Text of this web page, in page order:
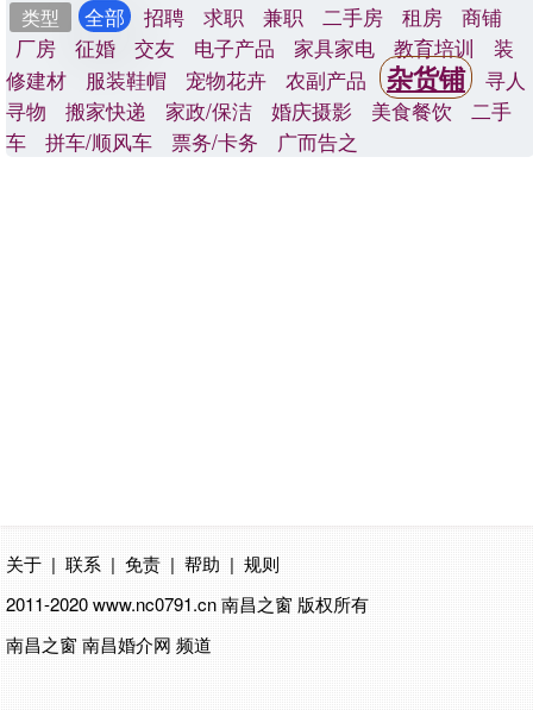
类型 全部 招聘 求职 兼职 二手房 租房
商铺
厂房
征婚 交友 电子产品 家具家电 教育培训
装
修建材
服装鞋帽 宠物花卉 农副产品 杂货铺
寻人
寻物
搬家快递 家政/保洁 婚庆摄影 美食餐饮
二手
车
拼车/顺风车 票务/卡务 广而告之
关于 | 联系 | 免责 | 帮助 | 规则
2011-2020 www.nc0791.cn南昌之窗 版权所有
南昌之窗 南昌婚介网 频道